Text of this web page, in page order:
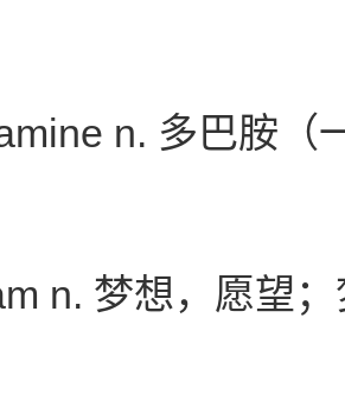
n. 多巴胺（
梦想，愿望；